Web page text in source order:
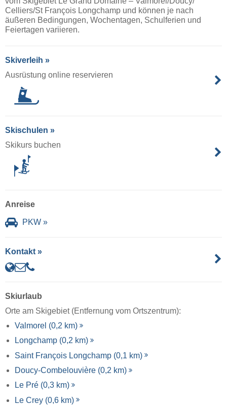
Celliers/​St François Longchamp und können je nach
äußeren Bedingungen, Wochentagen, Schulferien und
Feiertagen variieren.
Skiverleih »
Ausrüstung online reservieren
Skischulen »
Skikurs buchen
Anreise
PKW »
Kontakt »
Skiurlaub
Orte am Skigebiet (Entfernung vom Ortszentrum):
Valmorel (0,2 km)
Longchamp (0,2 km)
Saint François Longchamp (0,1 km)
Doucy-Combelouvière (0,2 km)
Le Pré (0,3 km)
Le Crey (0,6 km)